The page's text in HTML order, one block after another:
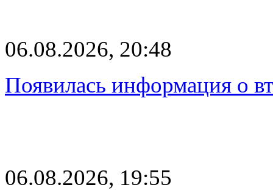
06.08.2026, 20:48
Появилась информация о
06.08.2026, 19:55